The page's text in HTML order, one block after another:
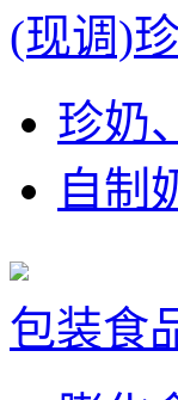
(现调)
珍奶
自制
包装食